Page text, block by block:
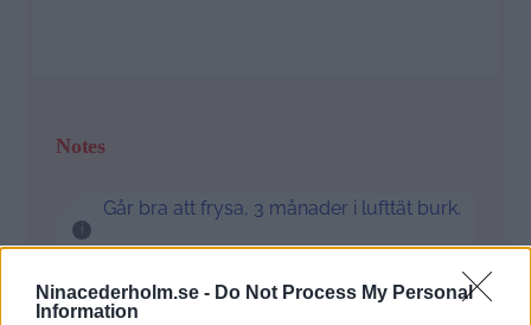
Ninacederholm.se - Do Not Process My Personal
Information
Notes
Går bra att frysa, 3 månader i lufttät burk.
Prep Time: 20 min Cook Time:
20 min i ugnen
Category: